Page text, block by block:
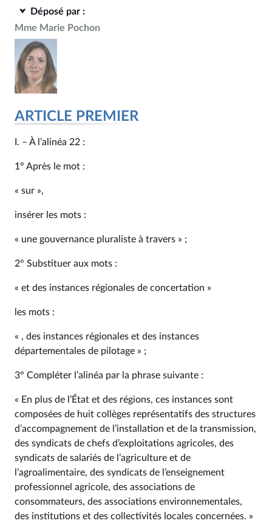
Déposé par :
Mme Marie Pochon
ARTICLE PREMIER
I. – À l’alinéa 22 :
1° Après le mot :
« sur »,
insérer les mots :
« une gouvernance pluraliste à travers » ;
2° Substituer aux mots :
« et des instances régionales de concertation »
les mots :
« , des instances régionales et des instances
départementales de pilotage » ;
3° Compléter l’alinéa par la phrase suivante :
« En plus de l’État et des régions, ces instances sont
composées de huit collèges représentatifs des structures
d’accompagnement de l’installation et de la transmission,
des syndicats de chefs d’exploitations agricoles, des
syndicats de salariés de l’agriculture et de
l’agroalimentaire, des syndicats de l’enseignement
professionnel agricole, des associations de
consommateurs, des associations environnementales,
des institutions et des collectivités locales concernées. »